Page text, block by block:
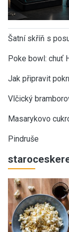
Šatní skříň s
Poke bowl: chuť
Jak připravit
Vlčický
Masarykovo
Pindruše